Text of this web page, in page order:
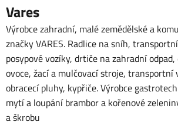
Vares
Výrobce zahradní, malé zemědělské a
značky VARES. Radlice na sníh,
posypové vozíky, drtiče na zahradní
ovoce, žací a mulčovací stroje, transportní
obracecí pluhy, kypřiče. Výrobce
mytí a loupání brambor a kořenové
a škrobu